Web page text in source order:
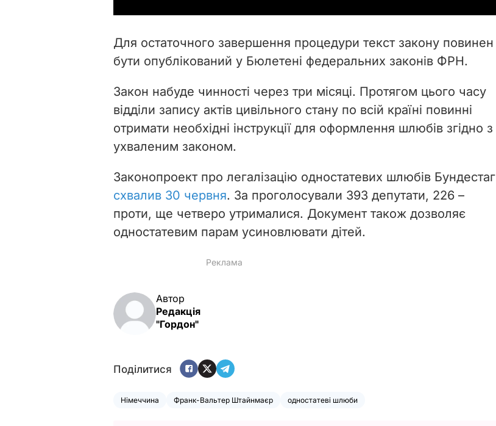
i
d
e
o
Для остаточного завершення процедури текст закону повинен
бути опублікований у Бюлетені федеральних законів ФРН.
Закон набуде чинності через три місяці. Протягом цього часу
відділи запису актів цивільного стану по всій країні повинні
отримати необхідні інструкції для оформлення шлюбів згідно з
ухваленим законом.
Законопроект про легалізацію одностатевих шлюбів Бундестаг
схвалив 30 червня. За проголосували 393 депутати, 226 –
проти, ще четверо утрималися. Документ також дозволяє
одностатевим парам усиновлювати дітей.
Автор
Редакція
"Гордон"
Поділитися
Німеччина Франк-Вальтер Штайнмаєр одностатеві шлюби